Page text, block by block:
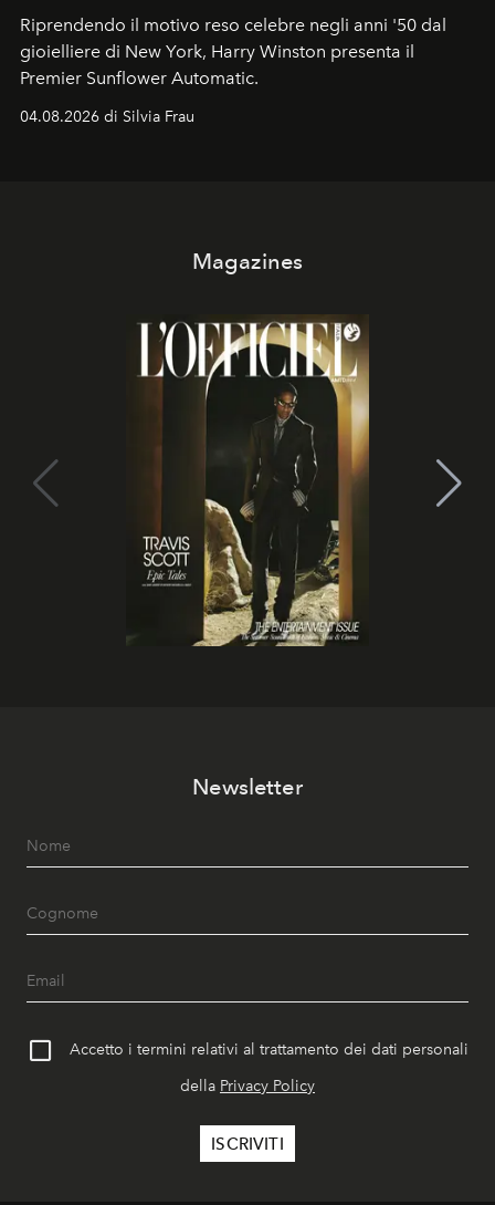
Riprendendo il motivo reso celebre negli anni '50 dal
gioielliere di New York, Harry Winston presenta il
Premier Sunflower Automatic.
04.08.2026 di Silvia Frau
Magazines
Newsletter
Accetto i termini relativi al trattamento dei dati personali
della Privacy Policy